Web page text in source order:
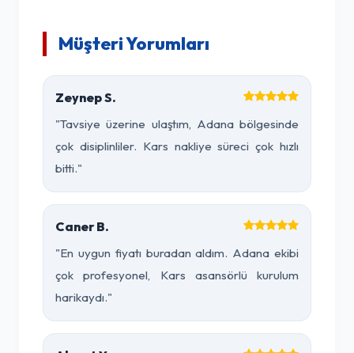
Müşteri Yorumları
Zeynep S.
"Tavsiye üzerine ulaştım, Adana bölgesinde
çok disiplinliler. Kars nakliye süreci çok hızlı
bitti."
Caner B.
"En uygun fiyatı buradan aldım. Adana ekibi
çok profesyonel, Kars asansörlü kurulum
harikaydı."